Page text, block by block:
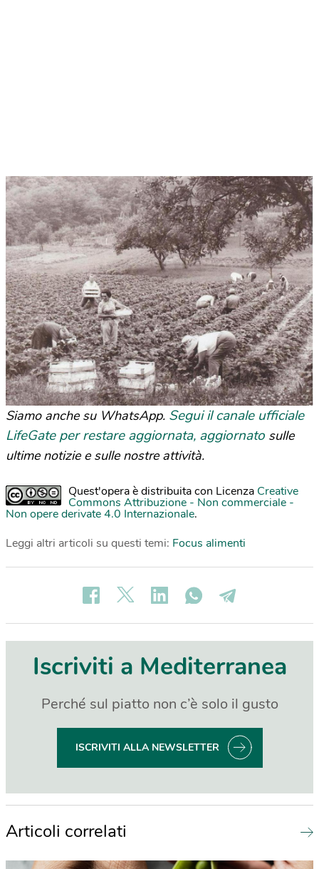
Siamo anche su WhatsApp. Segui il canale ufficiale
LifeGate per restare aggiornata, aggiornato sulle
ultime notizie e sulle nostre attività.
Quest'opera è distribuita con Licenza Creative
Commons Attribuzione - Non commerciale -
Non opere derivate 4.0 Internazionale.
Leggi altri articoli su questi temi: Focus alimenti
Iscriviti a Mediterranea
Perché sul piatto non c’è solo il gusto
ISCRIVITI ALLA NEWSLETTER
Articoli correlati